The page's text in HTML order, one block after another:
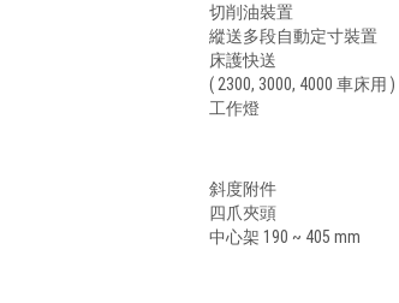
切削油裝置
縱送多段自動定寸裝置
床護快送
( 2300, 3000, 4000 車床用 )
工作燈
斜度附件
四爪夾頭
中心架 190 ~ 405 mm